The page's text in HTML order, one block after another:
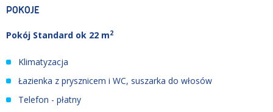
POKOJE
Pokój Standard ok 22 m2
Klimatyzacja
Łazienka z prysznicem i WC, suszarka do włosów
Telefon - płatny